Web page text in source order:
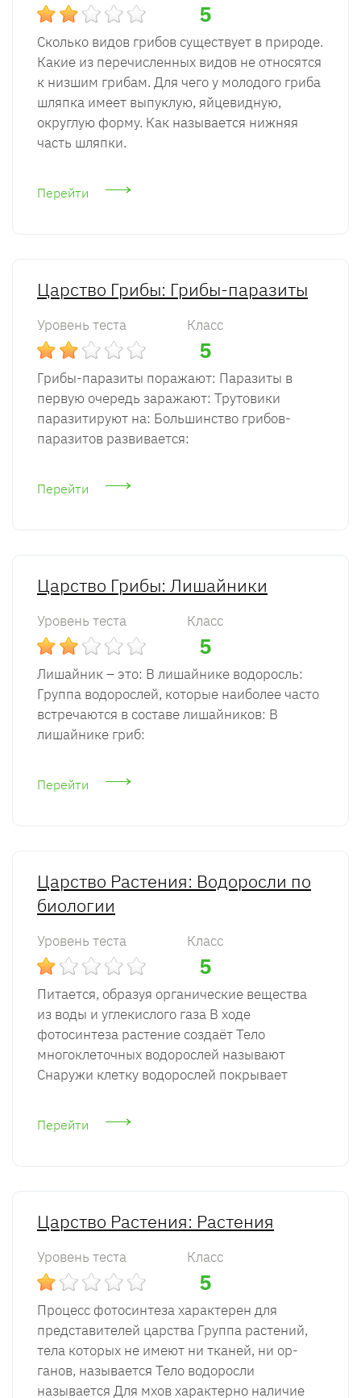
5
Сколько видов грибов существует в природе.
Какие из перечисленных видов не относятся
к низшим грибам. Для чего у молодого гриба
шляпка имеет выпуклую, яйцевидную,
округлую форму. Как называется нижняя
часть шляпки.
Перейти
Царство Грибы: Грибы-паразиты
Уровень теста Класс
5
Грибы-паразиты поражают: Паразиты в
первую очередь заражают: Трутовики
паразитируют на: Большинство грибов-
паразитов развивается:
Перейти
Царство Грибы: Лишайники
Уровень теста Класс
5
Лишайник – это: В лишайнике водоросль:
Группа водорослей, которые наиболее часто
встречаются в составе лишайников: В
лишайнике гриб:
Перейти
Царство Растения: Водоросли по
биологии
Уровень теста Класс
5
Питается, образуя органические вещества
из воды и угле­кислого газа В ходе
фотосинтеза растение создаёт Тело
многоклеточных водорослей называют
Снаружи клетку водорослей покрывает
Перейти
Царство Растения: Растения
Уровень теста Класс
5
Процесс фотосинтеза характерен для
представителей царства Группа растений,
тела которых не имеют ни тканей, ни ор­
ганов, называется Тело водоросли
называется Для мхов характерно наличие